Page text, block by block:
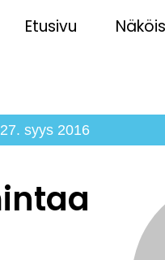
Etusivu
27. syys 2016